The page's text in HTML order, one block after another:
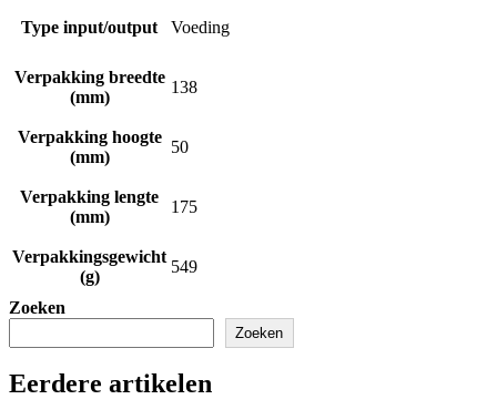
Type input/output Voeding
Verpakking breedte
(mm)
138
Verpakking hoogte
(mm)
50
Verpakking lengte
(mm)
175
Verpakkingsgewicht
(g)
549
Zoeken
Zoeken
Eerdere artikelen